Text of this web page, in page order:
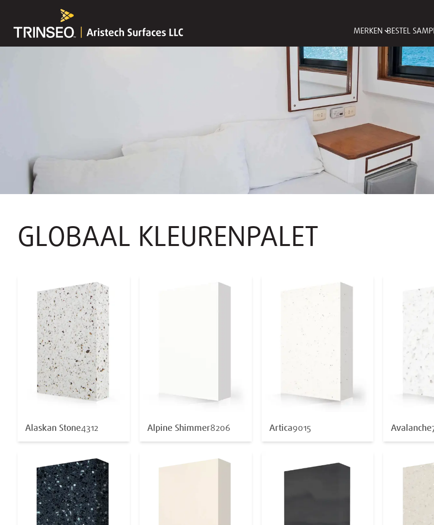
MERKEN BESTEL
GLOBAAL KLEURENPALET
Alaskan Stone4312 Alpine Shimmer8206 Artica9015 Avalanche